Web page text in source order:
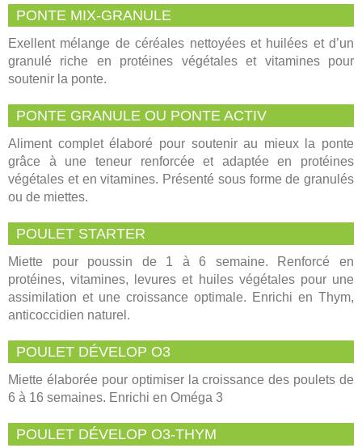
PONTE MIX-GRANULE
Exellent mélange de céréales nettoyées et huilées et d’un
granulé riche en protéines végétales et vitamines pour
soutenir la ponte.
PONTE GRANULE OU PONTE ACTIV
Aliment complet élaboré pour soutenir au mieux la ponte
grâce à une teneur renforcée et adaptée en protéines
végétales et en vitamines. Présenté sous forme de granulés
ou de miettes.
POULET STARTER
Miette pour poussin de 1 à 6 semaine. Renforcé en
protéines, vitamines, levures et huiles végétales pour une
assimilation et une croissance optimale. Enrichi en Thym,
anticoccidien naturel.
POULET DÉVELOP O3
Miette élaborée pour optimiser la croissance des poulets de
6 à 16 semaines. Enrichi en Oméga 3
POULET DÉVELOP O3-THYM